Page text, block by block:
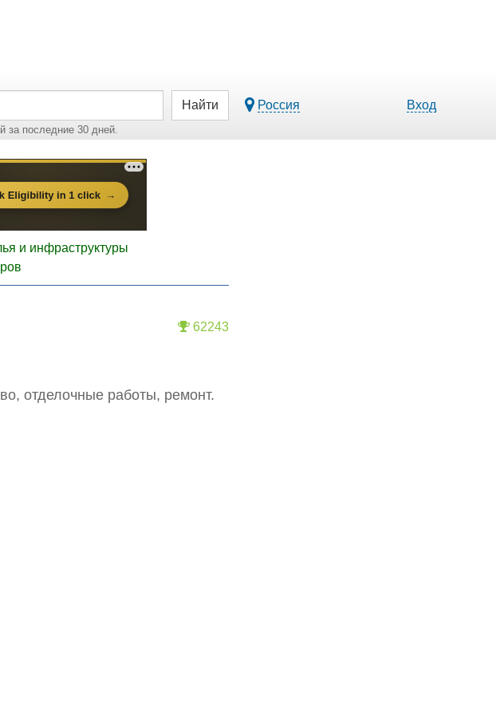
за последние 30 дней.
Найти Россия Вход
и инфраструктуры
62243
отделочные работы, ремонт.